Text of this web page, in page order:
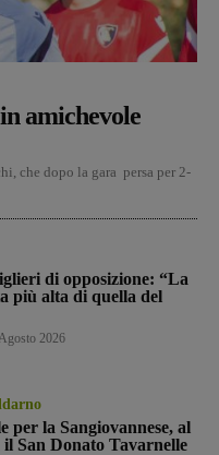
amichevole
che dopo la gara persa per 2-
di opposizione: “La
più alta di quella del
2026
per la Sangiovannese, al
San Donato Tavarnelle